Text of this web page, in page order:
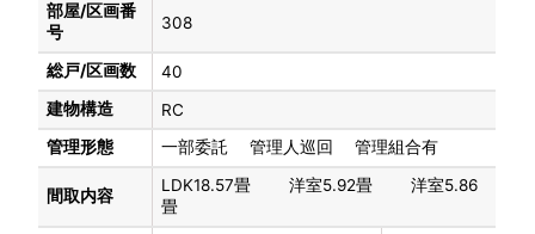
部屋/区画番
号
308
総戸/区画数
40
建物構造
RC
管理形態
一部委託 管理人巡回 管理組合有
間取内容
LDK18.57畳 洋室5.92畳 洋室5.86
畳